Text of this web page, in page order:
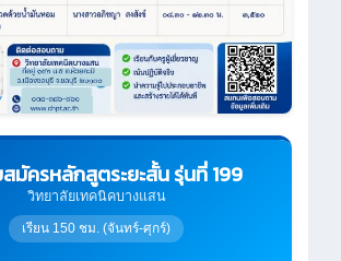
มัครหลักสูตระยะสั้น รุ่นที่ 199
วิทยาลัยเทคนิคบางแสน
เรียน 150 ชม. (จันทร์-ศุกร์)